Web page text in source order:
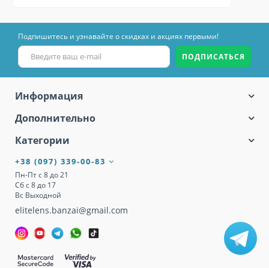
Подпишитесь и узнавайте о скидках и акциях первыми!
ПОДПИСАТЬСЯ
Информация
Дополнительно
Категории
+38 (097) 339-00-83
Пн-Пт с 8 до 21
Сб с 8 до 17
Вс Выходной
elitelens.banzai@gmail.com